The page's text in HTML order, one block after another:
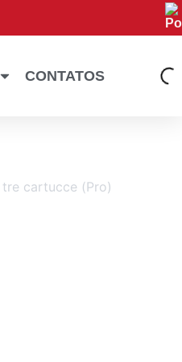
Abrir UTILITÁRIOS
CONTATOS